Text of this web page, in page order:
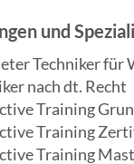
und
Techniker
nach dt. Recht
Training
Training
Training